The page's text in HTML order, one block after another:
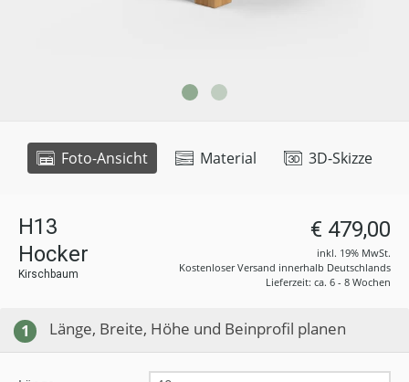
Foto-Ansicht Material 3D-Skizze
H13
Hocker
Kirschbaum
€ 479,00
inkl. 19% MwSt.
Kostenloser Versand innerhalb Deutschlands
Lieferzeit: ca. 6 - 8 Wochen
1 Länge, Breite, Höhe und Beinprofil planen